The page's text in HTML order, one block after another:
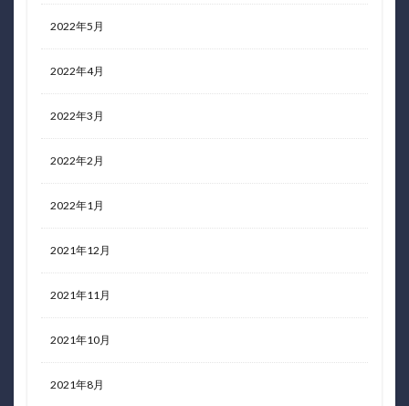
2022年5月
2022年4月
2022年3月
2022年2月
2022年1月
2021年12月
2021年11月
2021年10月
2021年8月